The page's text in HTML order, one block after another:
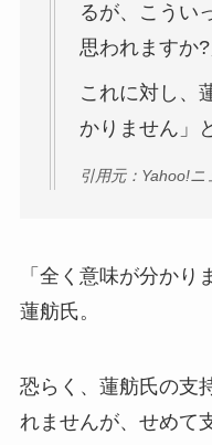
るが、こうい
思われますか?
これに対し、
かりません」
引用元：Yahoo!ニ
「全く意味が分かり
蓮舫氏。
恐らく、蓮舫氏の支
れませんが、せめて